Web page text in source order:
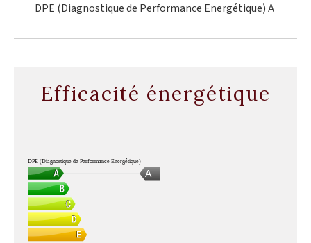
DPE (Diagnostique de Performance Energétique)A
Efficacité énergétique
A
DPE (Diagnostique de Performance Energétique)